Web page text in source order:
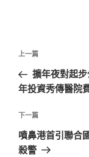
文
導
覽
上
一
篇
章
上一篇
擴年夜對起
年投資秀傳醫院
下
一
篇
下一篇
噴鼻港首引聯合
殺警